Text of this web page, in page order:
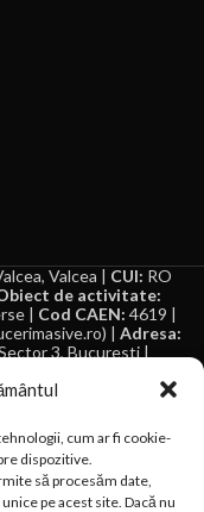
cum ar fi cookie-
dispozitive.
să procesăm date,
pe acest site. Dacă nu
Valcea | CUI: RO
de activitate:
| Cod CAEN: 4619 |
| Adresa:
3, Bucuresti |
de lucru, seifuri, boxe
articole menaj
prin text, imagini sau
exclusiv cu titlu
isi asuma raspunderea